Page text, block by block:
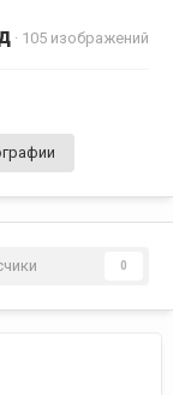
· 105 изображений
0